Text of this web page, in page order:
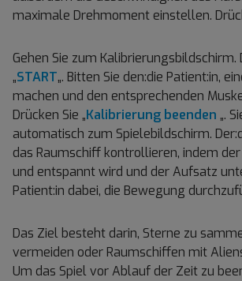
maximale Drehmoment einstellen.
Gehen Sie zum Kalibrierungsbildschirm.
„START„. Bitten Sie den:die Patient:in,
machen und den entsprechenden
Drücken Sie „Kalibrierung beenden „.
automatisch zum Spielebildschirm.
das Raumschiff kontrollieren, indem
und entspannt wird und der Aufsatz
Patient:in dabei, die Bewegung
Das Ziel besteht darin, Sterne zu
vermeiden oder Raumschiffen mit
Um das Spiel vor Ablauf der Zeit zu